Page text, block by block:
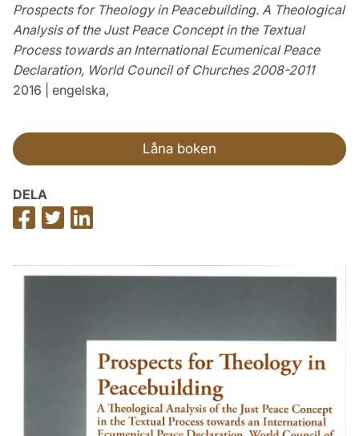
Prospects for Theology in Peacebuilding. A Theological
Analysis of the Just Peace Concept in the Textual
Process towards an International Ecumenical Peace
Declaration, World Council of Churches 2008-2011
2016 | engelska,
Låna boken
DELA
Dela
på
Dela
på
på